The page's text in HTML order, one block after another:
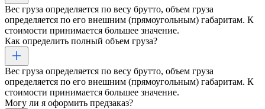
Вес груза определяется по весу брутто, объем груза
определяется по его внешним (прямоугольным) габаритам. К
стоимости принимается большее значение.
Как определить полный объем груза?
Вес груза определяется по весу брутто, объем груза
определяется по его внешним (прямоугольным) габаритам. К
стоимости принимается большее значение.
Могу ли я оформить предзаказ?